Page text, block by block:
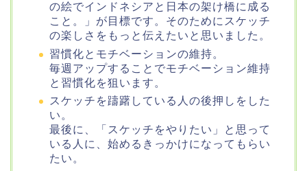
の絵でインドネシアと日本の架け橋に成る
こと。」が目標です。そのためにスケッチ
の楽しさをもっと伝えたいと思いました。
習慣化とモチベーションの維持。
毎週アップすることでモチベーション維持
と習慣化を狙います。
スケッチを躊躇している人の後押しをした
い。
最後に、「スケッチをやりたい」と思って
いる人に、始めるきっかけになってもらい
たい。